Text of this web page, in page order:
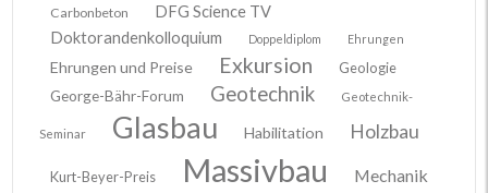
Carbonbeton
DFG Science TV
Doktorandenkolloquium
Doppeldiplom Ehrungen
Ehrungen und Preise Exkursion
Geologie
George-Bähr-Forum
Geotechnik Geotechnik-
Seminar Glasbau Habilitation Holzbau
Kurt-Beyer-Preis Massivbau Mechanik